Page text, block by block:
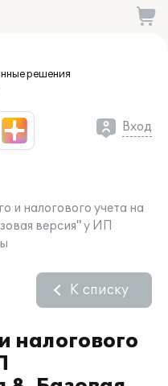
решения
Вход
и налогового учета на
версия" у ИП
налогового
К списку